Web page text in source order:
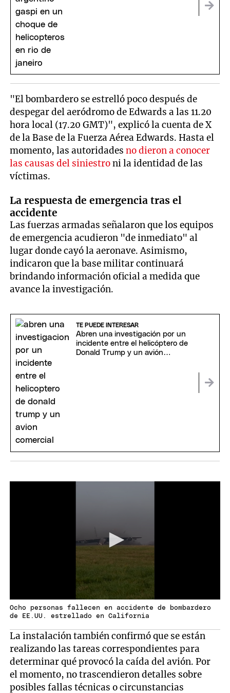
"El bombardero se estrelló poco después de
despegar del aeródromo de Edwards a las 11.20
hora local (17.20 GMT)", explicó la cuenta de X
de la Base de la Fuerza Aérea Edwards. Hasta el
momento, las autoridadesno dieron a conocer
las causas del siniestroni la identidad de las
víctimas.
La respuesta de emergencia tras el
accidente
Las fuerzas armadas señalaron que los equipos
de emergencia acudieron "de inmediato" al
lugar donde cayó la aeronave. Asimismo,
indicaron que la base militar continuará
brindando información oficial a medida que
avance la investigación.
TE PUEDE INTERESAR
Abren una investigación por un
incidente entre el helicóptero de
Donald Trump y un avión
Ocho personas fallecen en accidente de bombardero
de EE.UU. estrellado en California
La instalación también confirmó que se están
realizando las tareas correspondientes para
determinar qué provocó la caída del avión. Por
el momento, no trascendieron detalles sobre
posibles fallas técnicas o circunstancias